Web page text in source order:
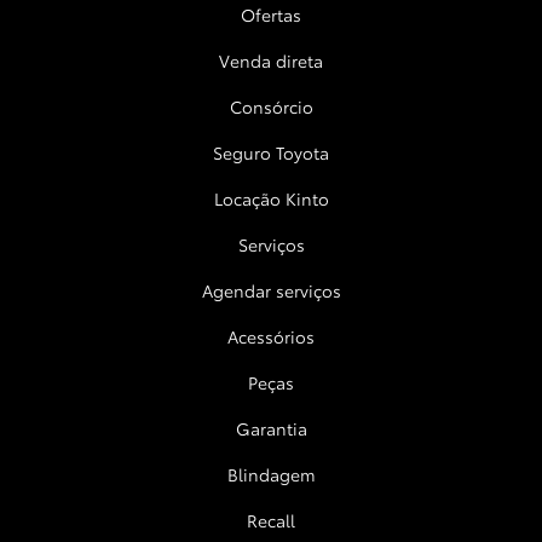
Ofertas
Venda direta
Consórcio
Seguro Toyota
Locação Kinto
Serviços
Agendar serviços
Acessórios
Peças
Garantia
Blindagem
Recall